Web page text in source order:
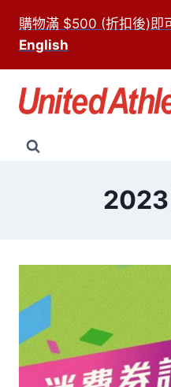
content
購物滿 $500 (折扣後)即
English
2023